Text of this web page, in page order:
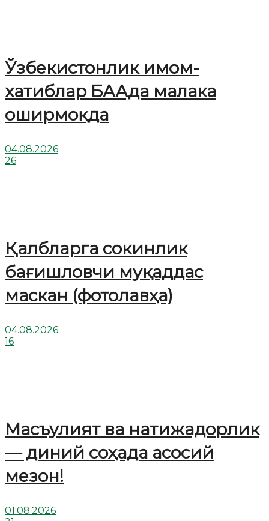
Ўзбекистонлик имом-
хатиблар БААда малака
оширмоқда
04.08.2026
26
Қалбларга сокинлик
бағишловчи муқаддас
маскан (фотолавҳа)
04.08.2026
16
Масъулият ва натижадорлик
— диний соҳада асосий
мезон!
01.08.2026